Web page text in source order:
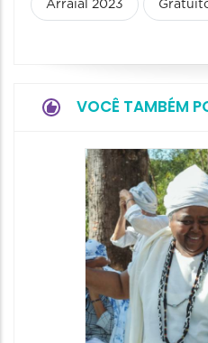
Arraial 2023
VOCÊ TAMBÉM